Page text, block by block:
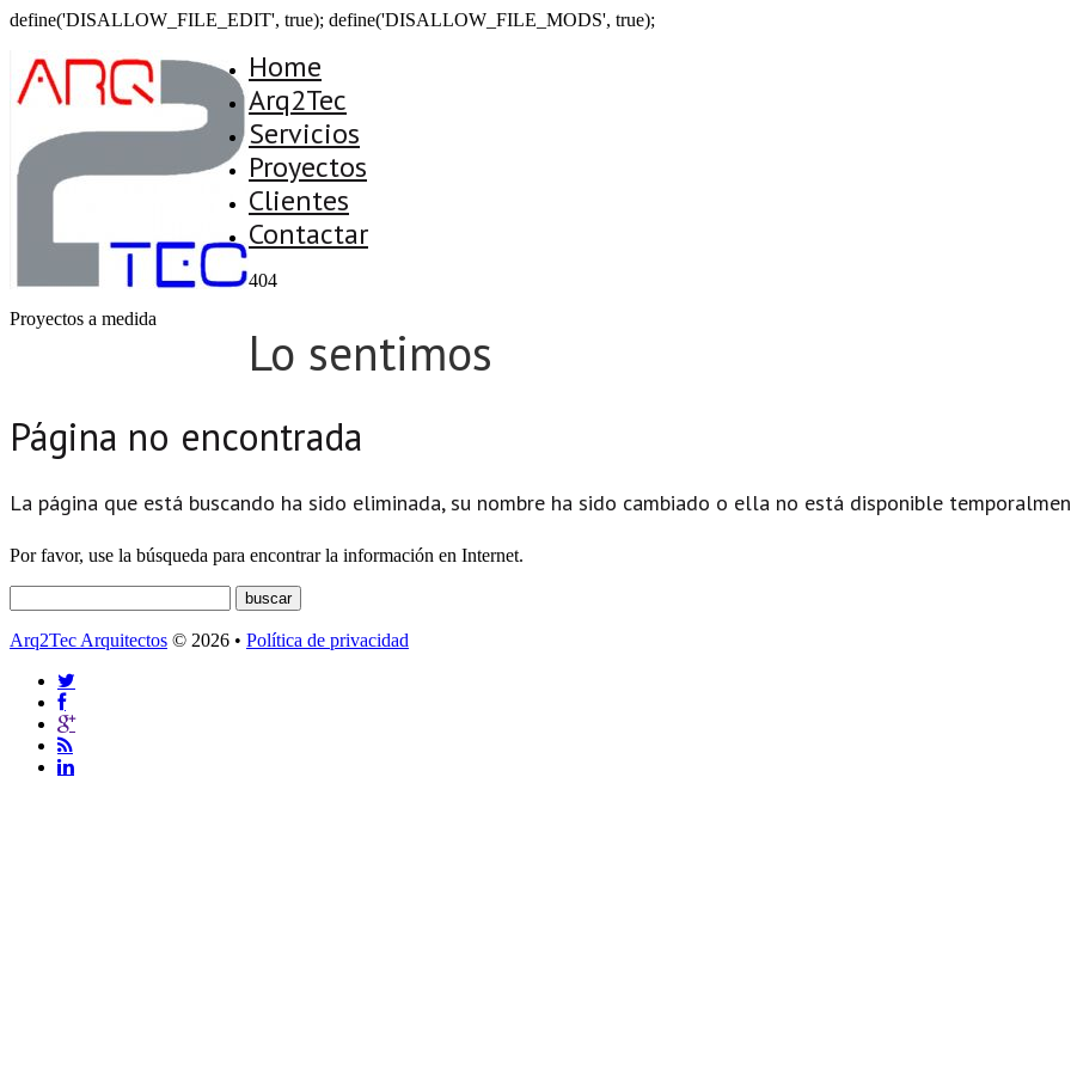
define('DISALLOW_FILE_EDIT', true); define('DISALLOW_FILE_MODS', true);
Proyectos a medida
Home
Arq2Tec
Servicios
Proyectos
Clientes
Contactar
404
Lo sentimos
Página no encontrada
La página que está buscando ha sido eliminada, su nombre ha sido cambiado o ella no está disponible
Por favor, use la búsqueda para encontrar la información en Internet.
Arq2Tec Arquitectos © 2026 • Política de privacidad